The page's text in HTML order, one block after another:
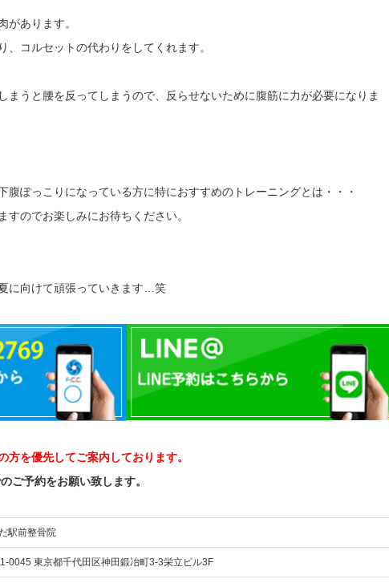
があります。
、コルセットの代わりをしてくれます。
まうと腰を反ってしまうので、反らせないために腹筋に力が必要になりま
腹ぽっこりになっている方に特におすすめのトレーニングとは・・・
すのでお楽しみにお待ちください。
に向けて頑張っていきます…笑
方を優先してご案内しております。
ご予約をお願い致します。
駅前整骨院
0045 東京都千代田区神田鍛冶町3-3栄立ビル3F